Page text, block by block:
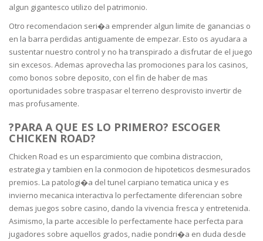
algun gigantesco utilizo del patrimonio.
Otro recomendacion seri�a emprender algun limite de ganancias o
en la barra perdidas antiguamente de empezar. Esto os ayudara a
sustentar nuestro control y no ha transpirado a disfrutar de el juego
sin excesos. Ademas aprovecha las promociones para los casinos,
como bonos sobre deposito, con el fin de haber de mas
oportunidades sobre traspasar el terreno desprovisto invertir de
mas profusamente.
?PARA A QUE ES LO PRIMERO? ESCOGER
CHICKEN ROAD?
Chicken Road es un esparcimiento que combina distraccion,
estrategia y tambien en la conmocion de hipoteticos desmesurados
premios. La patologi�a del tunel carpiano tematica unica y es
invierno mecanica interactiva lo perfectamente diferencian sobre
demas juegos sobre casino, dando la vivencia fresca y entretenida.
Asimismo, la parte accesible lo perfectamente hace perfecta para
jugadores sobre aquellos grados, nadie pondri�a en duda desde